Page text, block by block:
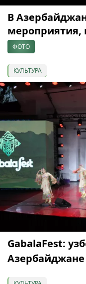
В
ФОТО
КУЛЬТУРА
GabalaFest:
Азербайджане